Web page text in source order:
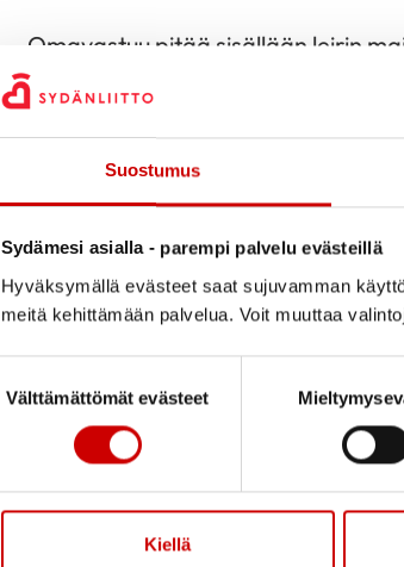
Suostumus
Sydämesi asialla - parempi palvelu evästeillä
Hyväksymällä evästeet saat sujuvamman
meitä kehittämään palvelua. Voit muuttaa
Välttämättömät evästeet
Kiellä
Omavastuu pitää sisällään leirin
osallistujien itsensä maksettavaksi.
Leirin omavastuuhinnat
125 euroa / aikuinen ja 15
50 euroa / 4-14-vuotias lapsi
Leirin omavastuuhinnatjäsenistön
250 euroa / 4-14-vuotias lapsi.
Valintakriteerit
Elämysleirin osallistujat valitaan